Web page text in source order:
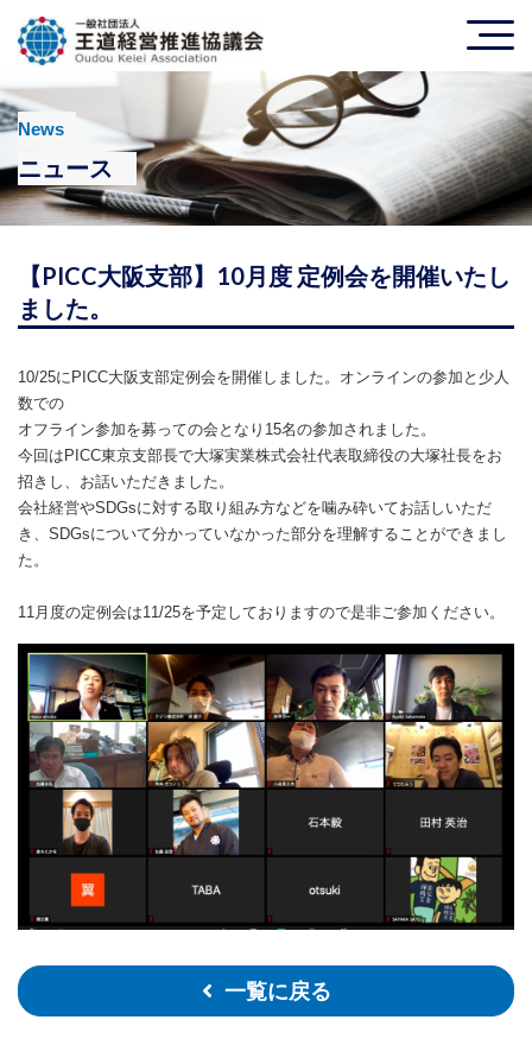
News
ニュース
【PICC大阪支部】10月度 定例会を開催いたし
ました。
10/25にPICC大阪支部定例会を開催しました。オンラインの参加と少人
数での
オフライン参加を募っての会となり15名の参加されました。
今回はPICC東京支部長で大塚実業株式会社代表取締役の大塚社長をお
招きし、お話いただきました。
会社経営やSDGsに対する取り組み方などを噛み砕いてお話しいただ
き、SDGsについて分かっていなかった部分を理解することができまし
た。
11月度の定例会は11/25を予定しておりますので是非ご参加ください。
一覧に戻る